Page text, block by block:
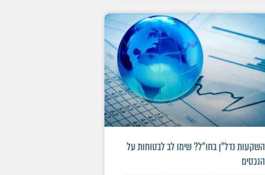
השקעות נדל"ן בחו"ל? שימו לב לבטוחות על
הנכסים